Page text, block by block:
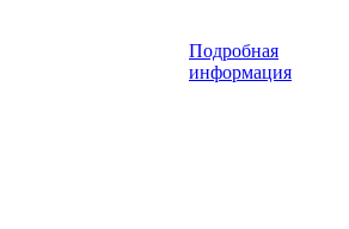
Подробная
информация